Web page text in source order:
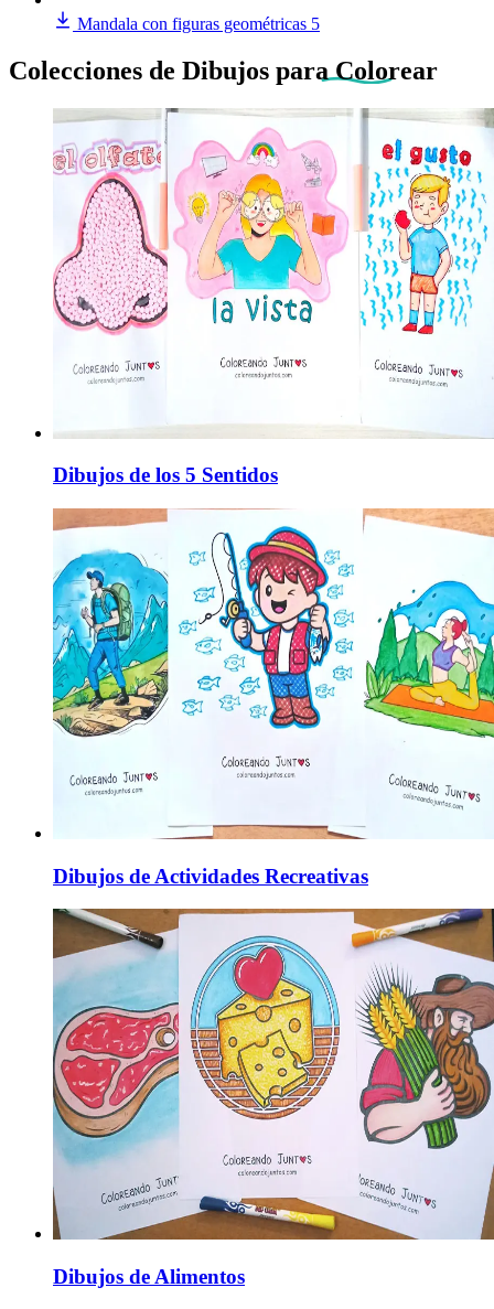
Mandala con figuras geométricas 5
Colecciones de Dibujos para Colorear
Dibujos de los 5 Sentidos
Dibujos de Actividades Recreativas
Dibujos de Alimentos